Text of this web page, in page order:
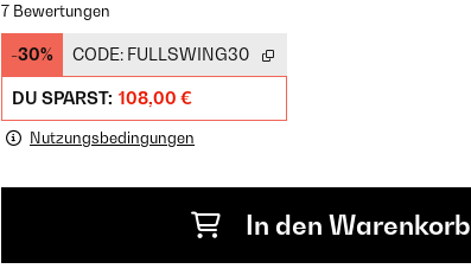
7 Bewertungen
-30% CODE: FULLSWING30
DU SPARST: 108,00 €
Nutzungsbedingungen
In den Warenkorb